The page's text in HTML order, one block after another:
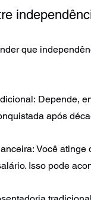
que
Depende,
após
Você
Isso pode